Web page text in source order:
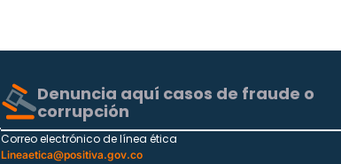
Denuncia aquí casos de fraude o
corrupción
Correo electrónico de línea ética
Lineaetica@positiva.gov.co